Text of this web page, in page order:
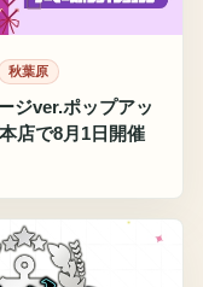
秋葉原
ジver.ポップアッ
店で8月1日開催